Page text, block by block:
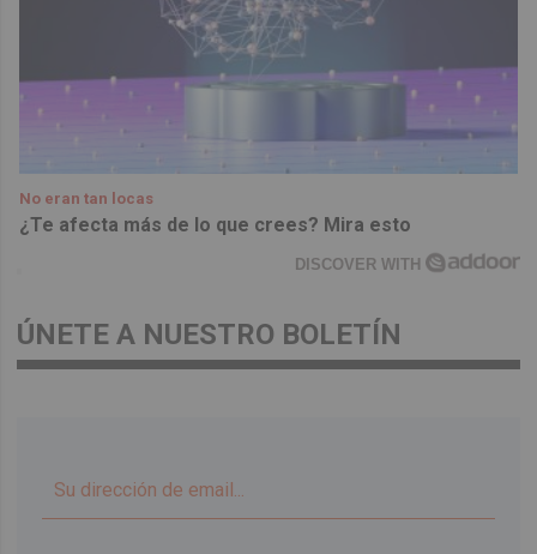
No eran tan locas
¿Te afecta más de lo que crees? Mira esto
DISCOVER WITH
ÚNETE A NUESTRO BOLETÍN